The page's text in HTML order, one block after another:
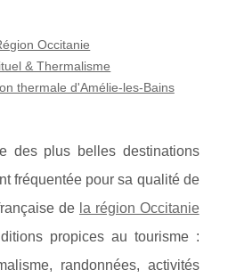
Occitanie
& Thermalisme
thermale d'Amélie-les-Bains
des plus belles destinations
fréquentée pour sa qualité de
de la région Occitanie
propices au tourisme :
randonnées, activités